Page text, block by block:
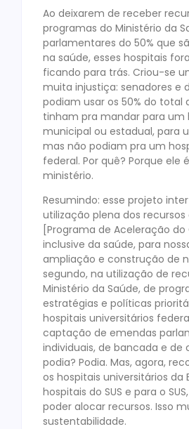
Ao deixarem de receber
programas do Ministério da
parlamentares do 50% que
na saúde, esses hospitais
ficando para trás. Criou-se
muita injustiça: senadores e
podiam usar os 50% do total
tinham pra mandar para um
municipal ou estadual, para
mas não podiam pra um
federal. Por quê? Porque ele
ministério.
Resumindo: esse projeto
utilização plena dos recursos
[Programa de Aceleração
inclusive da saúde, para
ampliação e construção de
segundo, na utilização de
Ministério da Saúde, de
estratégias e políticas
hospitais universitários
captação de emendas
individuais, de bancada e de
podia? Podia. Mas, agora,
os hospitais universitários da
hospitais do SUS e para o
poder alocar recursos. Isso
sustentabilidade.